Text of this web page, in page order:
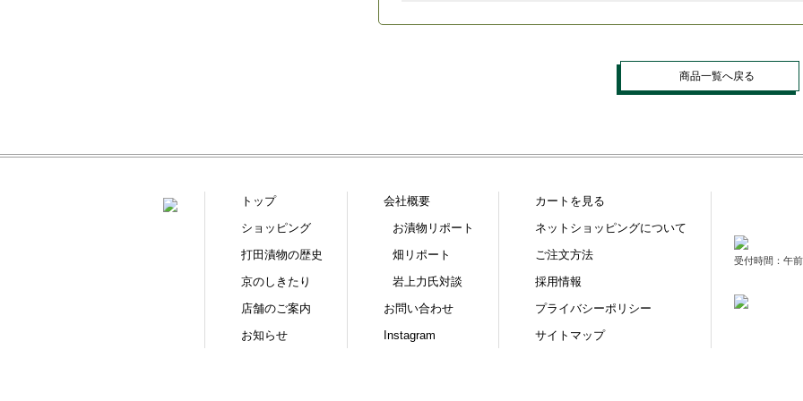
商品一覧へ戻る
トップ
ショッピング
打田漬物の歴史
京のしきたり
店舗のご案内
お知らせ
会社概要
お漬物リポート
畑リポート
岩上力氏対談
お問い合わせ
Instagram
カートを見る
ネットショッピングについて
ご注文方法
採用情報
プライバシーポリシー
サイトマップ
受付時間：午